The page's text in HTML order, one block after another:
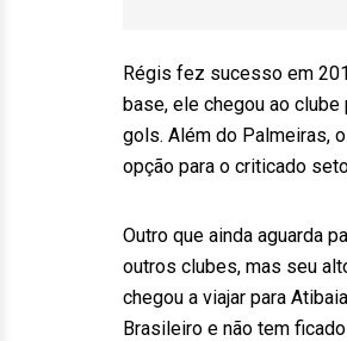
Régis fez sucesso em
base, ele chegou ao
gols. Além do Palmeiras,
opção para o criticado
Outro que ainda aguarda
outros clubes, mas seu
chegou a viajar para
Brasileiro e não tem